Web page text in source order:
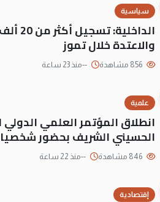
سياسية
والاعتدة خلال تموز
--منذ 23 ساعة
علمية
انطلاق المؤتمر العلمي الدولي
الحسيني الشريف بحضور
--منذ 22 ساعة
إقتصادية